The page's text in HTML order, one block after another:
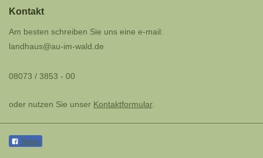
Kontakt
Am besten schreiben Sie uns eine e-mail:
landhaus@au-im-wald.de
08073 / 3853 - 00
oder nutzen Sie unser Kontaktformular.
Teilen